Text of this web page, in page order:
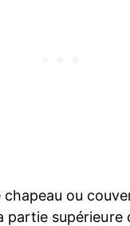
chapeau ou
partie supérieure